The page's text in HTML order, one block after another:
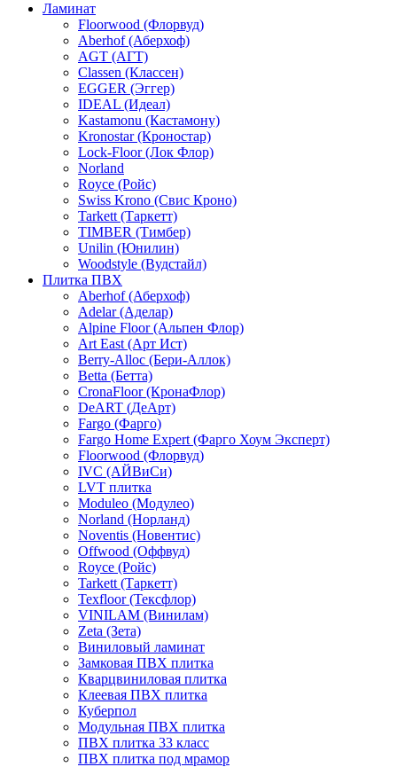
Ламинат
Floorwood (Флорвуд)
Aberhof (Аберхоф)
AGT (АГТ)
Classen (Классен)
EGGER (Эггер)
IDEAL (Идеал)
Kastamonu (Кастамону)
Kronostar (Кроностар)
Lock-Floor (Лок Флор)
Norland
Royce (Ройс)
Swiss Krono (Свис Кроно)
Tarkett (Таркетт)
TIMBER (Тимбер)
Unilin (Юнилин)
Woodstyle (Вудстайл)
Плитка ПВХ
Aberhof (Аберхоф)
Adelar (Аделар)
Alpine Floor (Альпен Флор)
Art East (Арт Ист)
Berry-Alloc (Бери-Аллок)
Betta (Бетта)
CronaFloor (КронаФлор)
DeART (ДеАрт)
Fargo (Фарго)
Fargo Home Expert (Фарго Хоум Эксперт)
Floorwood (Флорвуд)
IVC (АЙВиСи)
LVT плитка
Moduleo (Модулео)
Norland (Норланд)
Noventis (Новентис)
Offwood (Оффвуд)
Royce (Ройс)
Tarkett (Таркетт)
Texfloor (Тексфлор)
VINILAM (Винилам)
Zeta (Зета)
Виниловый ламинат
Замковая ПВХ плитка
Кварцвиниловая плитка
Клеевая ПВХ плитка
Куберпол
Модульная ПВХ плитка
ПВХ плитка 33 класс
ПВХ плитка под мрамор